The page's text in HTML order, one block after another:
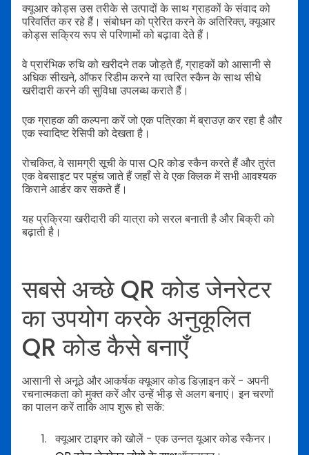
क्यूआर कोड्स उस तरीके से उत्पादों के साथ ग्राहकों के संवाद को
परिवर्तित कर रहे हैं। संबोधन को प्रेरित करने के अतिरिक्त, क्यूआर
कोड्स सक्रिय रूप से परिणामों को बढ़ावा देते हैं।
वे प्रारंभिक रुचि को खरीदने तक जोड़ते हैं, ग्राहकों को आसानी से
अधिक सीखने, ऑफर रिडीम करने या त्वरित स्कैन के साथ सीधे
खरीदारी करने की सुविधा उपलब्ध कराते हैं।
एक ग्राहक की कल्पना करें जो एक पत्रिका में ब्राउज़ कर रहा है और
एक स्वादिष्ट रेसिपी को देखता है।
रोचकित, वे सामग्री सूची के पास QR कोड स्कैन करते हैं और तुरंत
एक वेबसाइट पर पहुंच जाते हैं जहाँ से वे एक क्लिक में सभी आवश्यक
किराने आर्डर कर सकते हैं।
यह प्रक्रिया खरीदारी की यात्रा को सरल बनाती है और बिक्री को
बढ़ाती है।
सबसे अच्छे QR कोड जेनरेटर
का उपयोग करके अनुकूलित
QR कोड कैसे बनाएँ
आसानी से अनूठे और आकर्षक क्यूआर कोड डिज़ाइन करें - अपनी
रचनात्मकता को मुक्त करें और उन्हें भीड़ से अलग बनाएं। इन चरणों
का पालन करें ताकि आप शुरू हो सकें:
क्यूआर टाइगर को खोलें - एक उन्नत यूआर कोड स्कैनर।